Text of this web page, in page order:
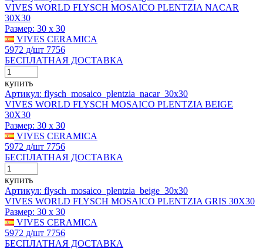
VIVES WORLD FLYSCH MOSAICO PLENTZIA NACAR
30X30
Размер: 30 x 30
VIVES CERAMICA
5972 д/шт 7756
БЕСПЛАТНАЯ ДОСТАВКА
купить
Артикул: flysch_mosaico_plentzia_nacar_30x30
VIVES WORLD FLYSCH MOSAICO PLENTZIA BEIGE
30X30
Размер: 30 x 30
VIVES CERAMICA
5972 д/шт 7756
БЕСПЛАТНАЯ ДОСТАВКА
купить
Артикул: flysch_mosaico_plentzia_beige_30x30
VIVES WORLD FLYSCH MOSAICO PLENTZIA GRIS 30X30
Размер: 30 x 30
VIVES CERAMICA
5972 д/шт 7756
БЕСПЛАТНАЯ ДОСТАВКА